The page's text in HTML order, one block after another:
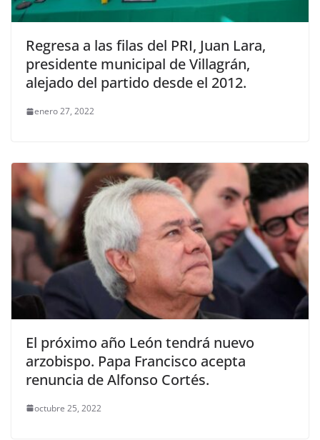
Regresa a las filas del PRI, Juan Lara,
presidente municipal de Villagrán,
alejado del partido desde el 2012.
enero 27, 2022
El próximo año León tendrá nuevo
arzobispo. Papa Francisco acepta
renuncia de Alfonso Cortés.
octubre 25, 2022